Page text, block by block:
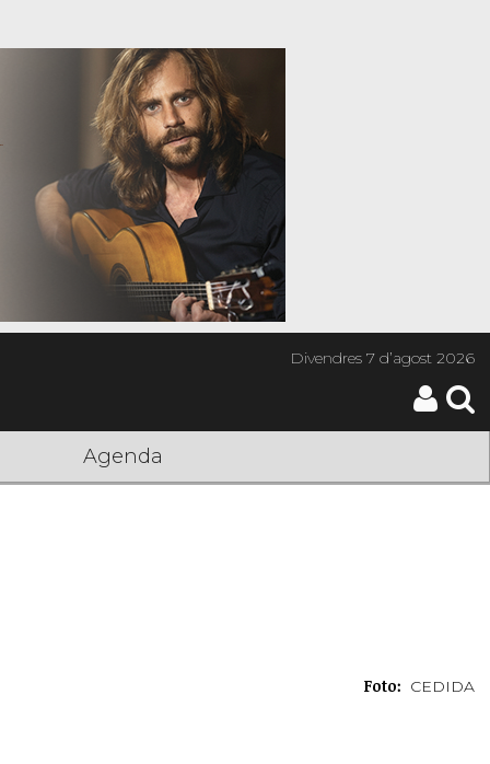
Divendres7 d’agost 2026
Agenda
Foto: CEDIDA